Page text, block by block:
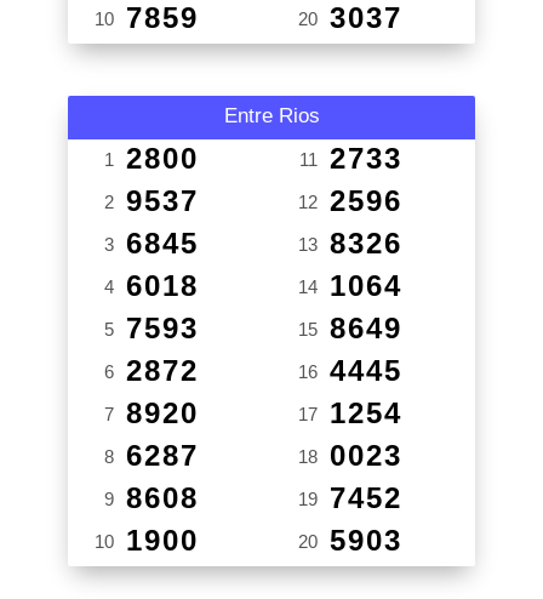
10 7859 20 3037
Entre Rios
1 2800
2 9537
3 6845
4 6018
5 7593
6 2872
7 8920
8 6287
9 8608
10 1900
11 2733
12 2596
13 8326
14 1064
15 8649
16 4445
17 1254
18 0023
19 7452
20 5903